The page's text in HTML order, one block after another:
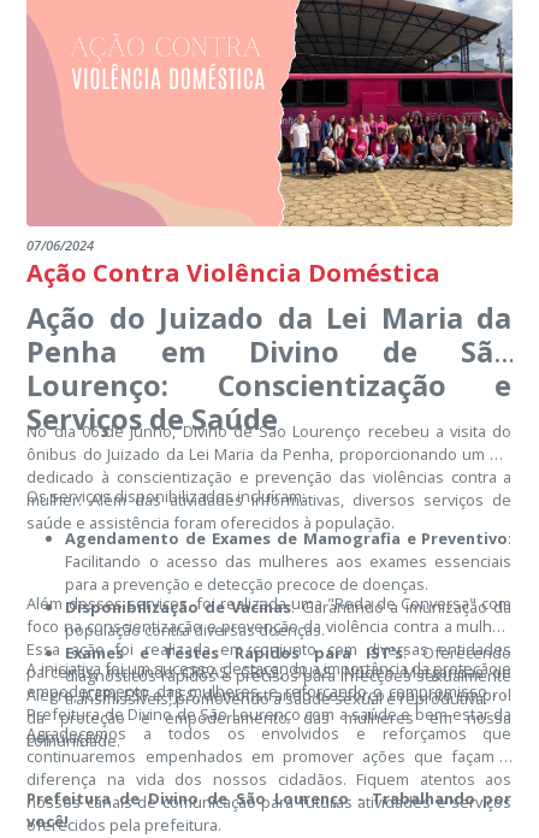
07/06/2024
Ação Contra Violência Doméstica
Ação do Juizado da Lei Maria da
Penha em Divino de São
Lourenço: Conscientização e
Serviços de Saúde
No dia 06 de junho, Divino de São Lourenço recebeu a visita do
ônibus do Juizado da Lei Maria da Penha, proporcionando um dia
dedicado à conscientização e prevenção das violências contra a
mulher. Além das atividades informativas, diversos serviços de
saúde e assistência foram oferecidos à população.
Os serviços disponibilizados incluíram:
Agendamento de Exames de Mamografia e Preventivo:
Facilitando o acesso das mulheres aos exames essenciais
para a prevenção e detecção precoce de doenças.
Disponibilização de Vacinas: Garantindo a imunização da
população contra diversas doenças.
Exames e Testes Rápidos para IST's: Oferecendo
diagnósticos rápidos e precisos para infecções sexualmente
transmissíveis, promovendo a saúde sexual e reprodutiva.
Além desses serviços, foi realizada uma "Roda de Conversa" com
foco na conscientização e prevenção da violência contra a mulher.
Essa ação foi realizada em conjunto com diversas entidades
parceiras, incluindo CREAS, CRAS, SUAS, Núcleo Margaridas de
Alegre, ICEPi, ESF e TJES, demonstrando o esforço conjunto em prol
da proteção e empoderamento das mulheres em nossa
comunidade.
A iniciativa foi um sucesso, destacando a importância da proteção e
empoderamento das mulheres, e reforçando o compromisso da
Prefeitura de Divino de São Lourenço com a saúde e bem-estar da
população.
Agradecemos a todos os envolvidos e reforçamos que
continuaremos empenhados em promover ações que façam a
diferença na vida dos nossos cidadãos. Fiquem atentos aos
nossos canais de comunicação para futuras atividades e serviços
oferecidos pela prefeitura.
Prefeitura de Divino de São Lourenço - Trabalhando por
você!